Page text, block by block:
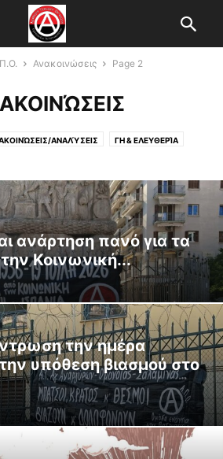
Ανακοινώσεις Page 2
ΑΝΑΛΎΣΕΙΣ ΓΗ & ΕΛΕΥΘΕΡΊΑ
ανάρτηση πανό για τα
Κοινωνική...
την ημέρα
υπόθεση βιασμού στο